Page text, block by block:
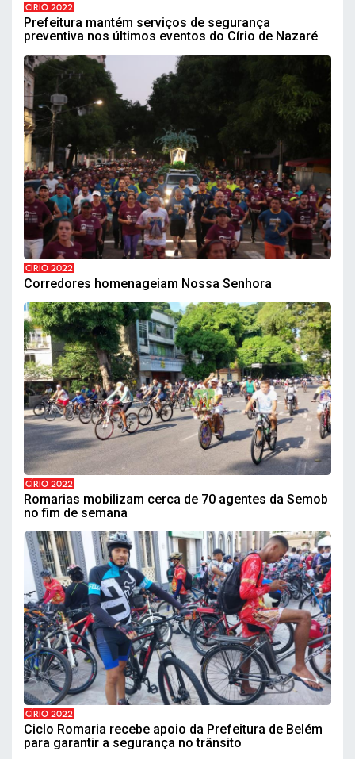
CÍRIO 2022
Prefeitura mantém serviços de segurança
preventiva nos últimos eventos do Círio de Nazaré
CÍRIO 2022
Corredores homenageiam Nossa Senhora
CÍRIO 2022
Romarias mobilizam cerca de 70 agentes da Semob
no fim de semana
CÍRIO 2022
Ciclo Romaria recebe apoio da Prefeitura de Belém
para garantir a segurança no trânsito